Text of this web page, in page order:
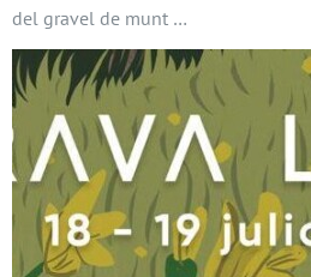
del gravel de munt …